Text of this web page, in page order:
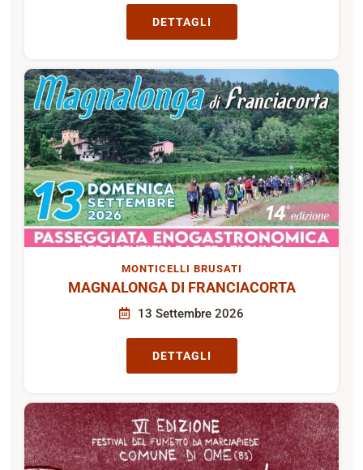
DETTAGLI
MONTICELLI BRUSATI
MAGNALONGA DI FRANCIACORTA
13 Settembre 2026
DETTAGLI